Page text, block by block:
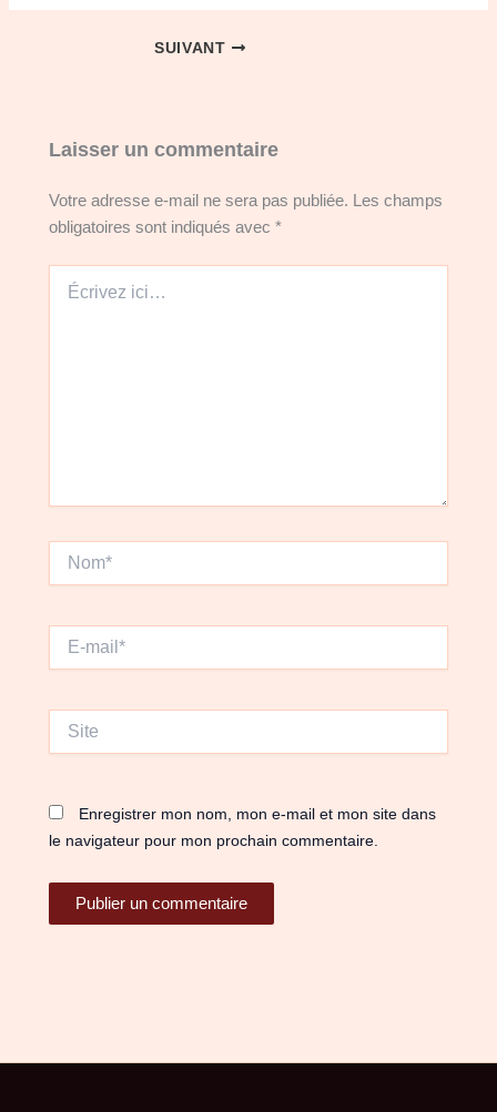
SUIVANT
Laisser un commentaire
Votre adresse e-mail ne sera pas publiée.
Les champs
obligatoires sont indiqués avec*
ici…
Nom*
mail*
Enregistrer mon nom, mon e-mail et mon site dans
le navigateur pour mon prochain commentaire.